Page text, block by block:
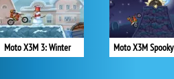
Moto X3M 3: Winter Moto X3M